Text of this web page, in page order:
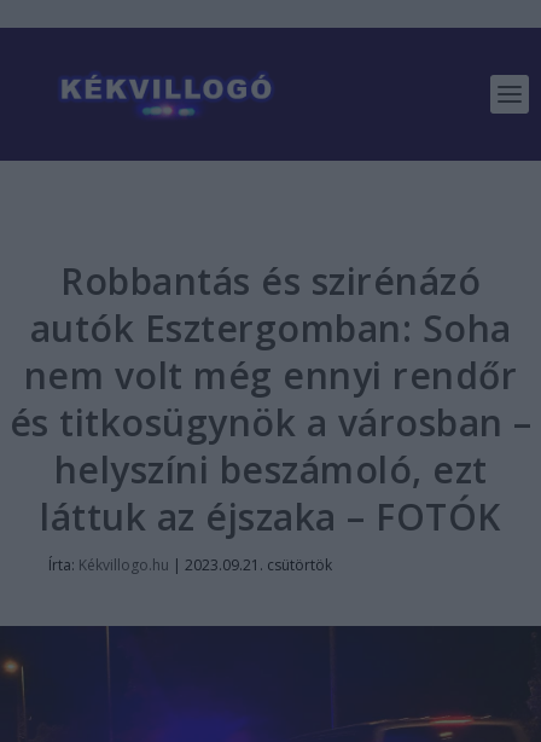
Robbantás és szirénázó
autók Esztergomban: Soha
nem volt még ennyi rendőr
és titkosügynök a városban –
helyszíni beszámoló, ezt
láttuk az éjszaka – FOTÓK
Írta: Kékvillogo.hu | 2023.09.21. csütörtök